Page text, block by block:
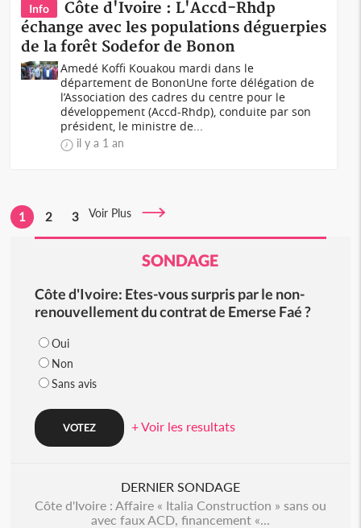
Info
Côte d'Ivoire : L'Accd-Rhdp
échange avec les populations déguerpies
de la forêt Sodefor de Bonon
Amedé Koffi Kouakou mardi dans le
département de BononUne forte délégation de
l’Association des cadres du centre pour le
développement (Accd-Rhdp), conduite par son
président, le ministre de...
il y a 1 an
1 2 3 Voir Plus
SONDAGE
Côte d'Ivoire: Etes-vous surpris par le non-
renouvellement du contrat de Emerse Faé ?
Oui
Non
Sans avis
+ Voir les resultats
DERNIER SONDAGE
Côte d'Ivoire : Affaire « Italia Construction » sans ou
avec faux ACD, financement «...